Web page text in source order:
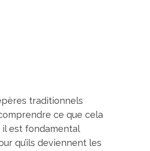
traditionnels
ce que cela
il est fondamental
qu’ils deviennent les